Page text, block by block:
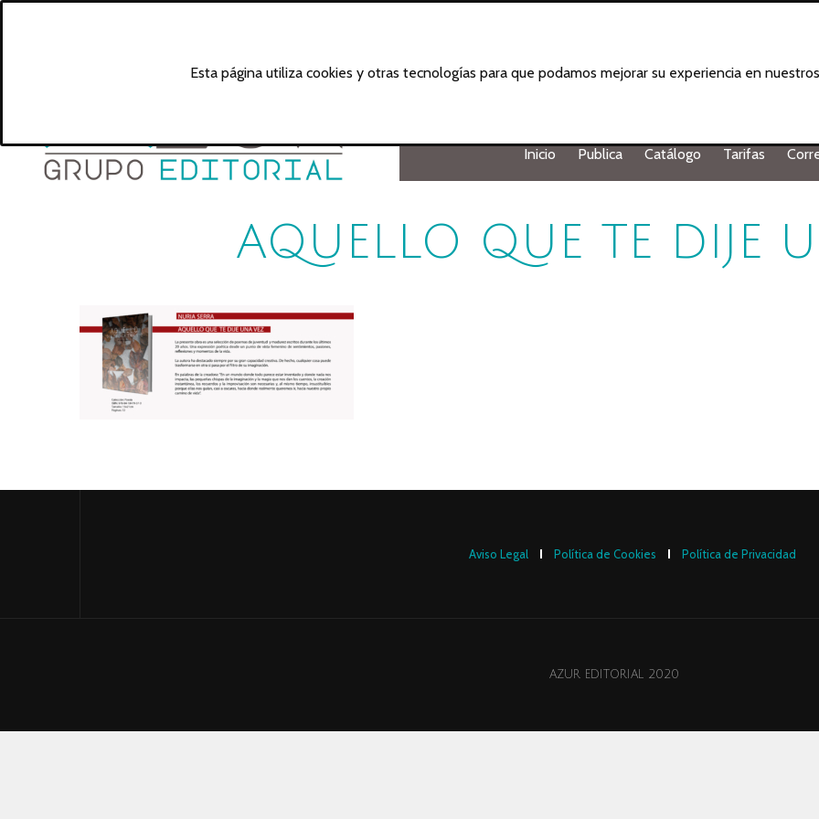
Inicio Publica Catálogo Tarifas
AQUELLO QUE TE DIJE
Aviso Legal Política de Cookies Política de Privacidad
AZUR EDITORIAL 2020
Esta página utiliza cookies y otras tecnologías para que podamos mejorar su experiencia en